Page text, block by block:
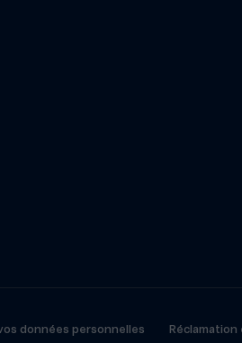
données personnelles